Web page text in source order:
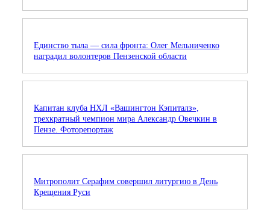
Единство тыла — сила фронта: Олег Мельниченко
наградил волонтеров Пензенской области
Капитан клуба НХЛ «Вашингтон Кэпиталз»,
трехкратный чемпион мира Александр Овечкин в
Пензе. Фоторепортаж
Митрополит Серафим совершил литургию в День
Крещения Руси